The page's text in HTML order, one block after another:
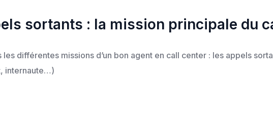
sortants : la mission principale du
différentes missions d’un bon agent en call center : les appels
internaute…)